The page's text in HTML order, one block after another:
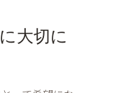
大切に